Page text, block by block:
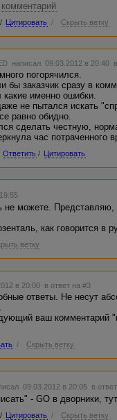
комментарий
/ Цитировать / Скрыть ветку
написал 09.03.2012 в 20:40
погорячился.
бы заказчик сразу в
какие именно ошибки.
не пытался искать
равно обидно.
сделать честную,
час потраченного
Ответить / Цитировать
не можете.
как говорится в
ветку
в 20:00 в ответ на #3
ответы. Не несут
ваш комментарий
/ Скрыть ветку
09.03.2012 в 20:05 в
- GO в дворники,
/ Цитировать / Скрыть ветку